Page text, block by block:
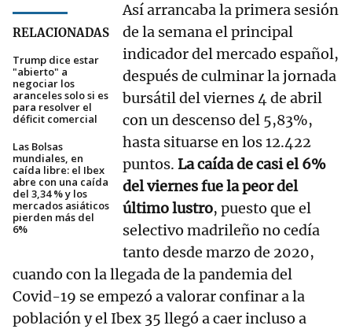
RELACIONADAS
Trump dice estar
"abierto" a
negociar los
aranceles solo si es
para resolver el
déficit comercial
Las Bolsas
mundiales, en
caída libre: el Ibex
abre con una caída
del 3,34 % y los
mercados asiáticos
pierden más del
6%
Así arrancaba la primera sesión
de la semana el principal
indicador del mercado español,
después de culminar la jornada
bursátil del viernes 4 de abril
con un descenso del 5,83%,
hasta situarse en los 12.422
puntos. La caída de casi el 6%
del viernes fue la peor del
último lustro, puesto que el
selectivo madrileño no cedía
tanto desde marzo de 2020,
cuando con la llegada de la pandemia del
Covid-19 se empezó a valorar confinar a la
población y el Ibex 35 llegó a caer incluso a